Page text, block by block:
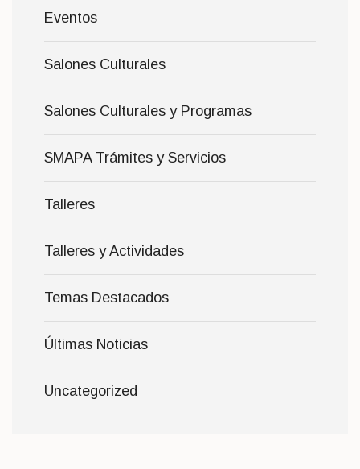
Eventos
Salones Culturales
Salones Culturales y Programas
SMAPA Trámites y Servicios
Talleres
Talleres y Actividades
Temas Destacados
Últimas Noticias
Uncategorized